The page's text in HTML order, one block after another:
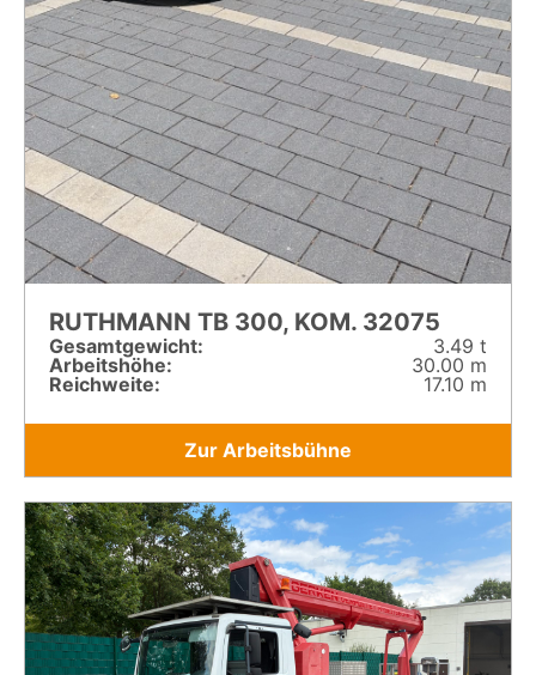
RUTHMANN TB 300, KOM. 32075
Gesamt­gewicht:
3.49 t
Arbeitshöhe:
30.00 m
Reichweite:
17.10 m
Zur Arbeitsbühne